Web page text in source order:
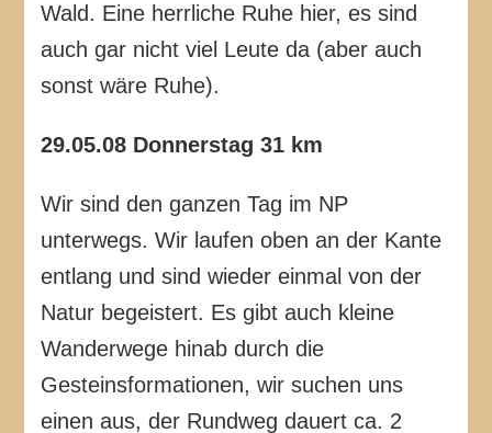
Wald. Eine herrliche Ruhe hier, es sind
auch gar nicht viel Leute da (aber auch
sonst wäre Ruhe).
29.05.08 Donnerstag 31 km
Wir sind den ganzen Tag im NP
unterwegs. Wir laufen oben an der Kante
entlang und sind wieder einmal von der
Natur begeistert. Es gibt auch kleine
Wanderwege hinab durch die
Gesteinsformationen, wir suchen uns
einen aus, der Rundweg dauert ca. 2